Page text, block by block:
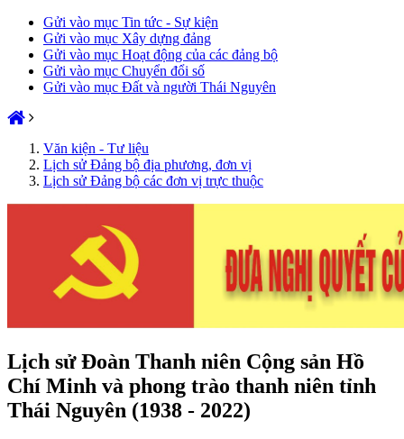
Gửi vào mục Tin tức - Sự kiện
Gửi vào mục Xây dựng đảng
Gửi vào mục Hoạt động của các đảng bộ
Gửi vào mục Chuyển đổi số
Gửi vào mục Đất và người Thái Nguyên
Văn kiện - Tư liệu
Lịch sử Đảng bộ địa phương, đơn vị
Lịch sử Đảng bộ các đơn vị trực thuộc
Lịch sử Đoàn Thanh niên Cộng sản Hồ
Chí Minh và phong trào thanh niên tỉnh
Thái Nguyên (1938 - 2022)